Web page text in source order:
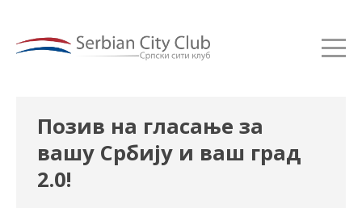
Позив на гласање за
вашу Србију и ваш град
2.0!